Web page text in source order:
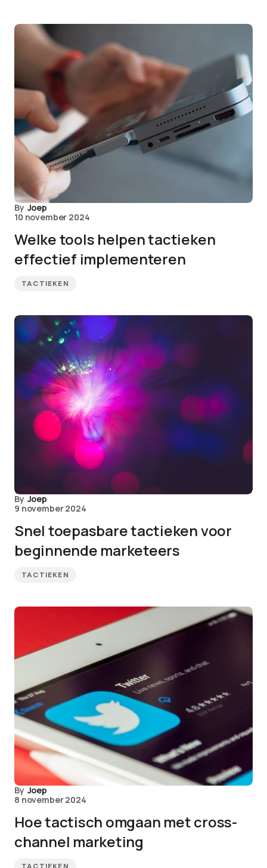
By Joep
10 november 2024
Welke tools helpen tactieken
effectief implementeren
TACTIEKEN
By Joep
9 november 2024
Snel toepasbare tactieken voor
beginnende marketeers
TACTIEKEN
By Joep
8 november 2024
Hoe tactisch omgaan met cross-
channel marketing